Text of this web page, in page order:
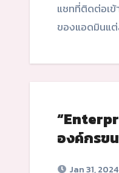
แชทที่ติดต่อเข้
ของแอดมินแ
องค์กรข
Jan 31, 2024